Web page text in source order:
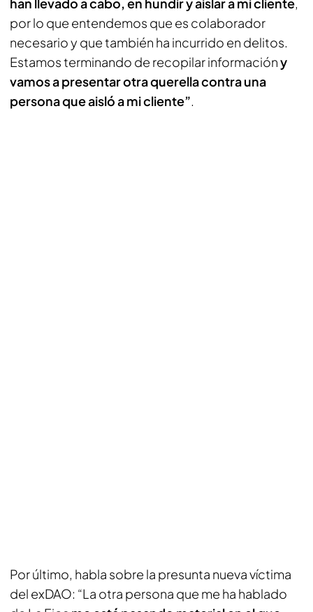
por lo que entendemos que es colaborador
necesario y que también ha incurrido en delitos.
Estamos terminando de recopilar informacióny
vamos a presentar otra querella contra una
persona que aisló a mi cliente”.
Por último, habla sobre la presunta nueva víctima
del exDAO: “La otra persona que me ha hablado